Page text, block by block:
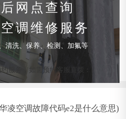
网点查询
调维修服务
清洗、保养、检测、加氟等
服务，如需预约客服直拨：
凌空调故障代码e2是什么意思)